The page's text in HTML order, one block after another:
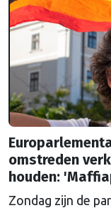
omstreden
houden:
Zondag zijn de